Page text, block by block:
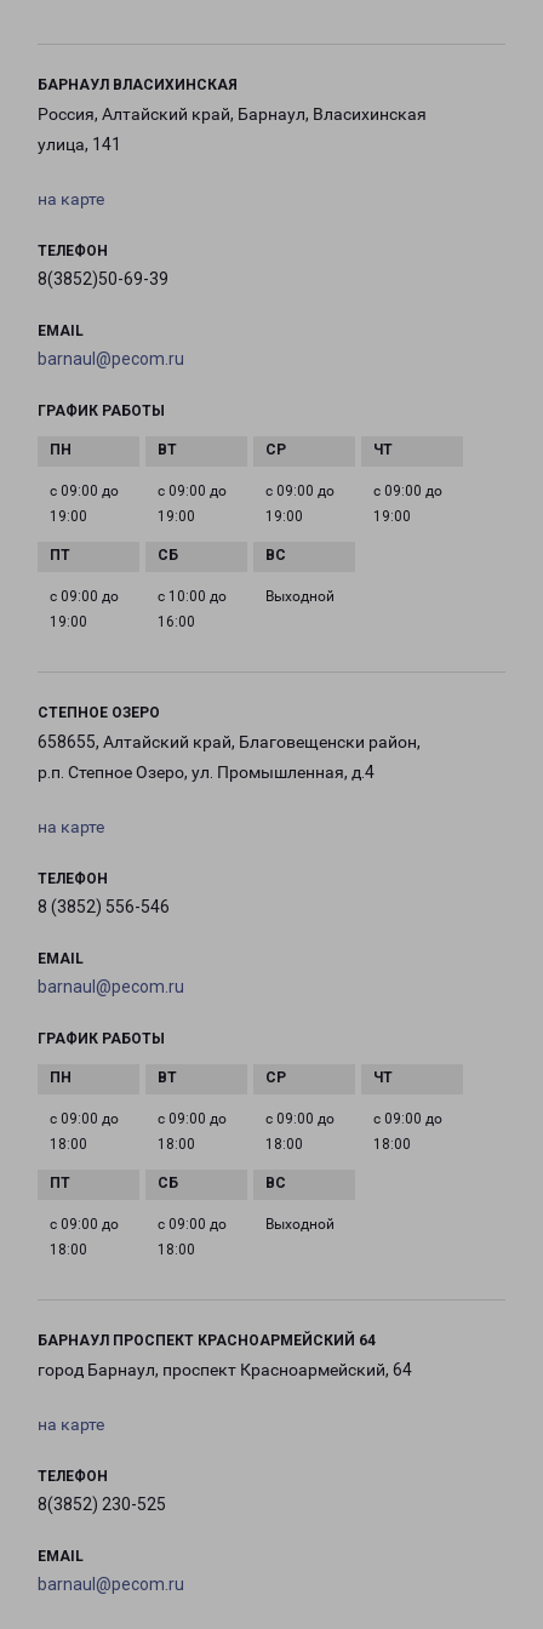
БАРНАУЛ ВЛАСИХИНСКАЯ
Россия, Алтайский край, Барнаул, Власихинская
улица, 141
на карте
ТЕЛЕФОН
8(3852)50-69-39
EMAIL
barnaul@pecom.ru
ГРАФИК РАБОТЫ
с 09:00 до
19:00
с 09:00 до
19:00
с 09:00 до
19:00
с 09:00 до
19:00
с 09:00 до
19:00
с 10:00 до
16:00
Выходной
СТЕПНОЕ ОЗЕРО
658655, Алтайский край, Благовещенски район,
р.п. Степное Озеро, ул. Промышленная, д.4
на карте
ТЕЛЕФОН
8 (3852) 556-546
EMAIL
barnaul@pecom.ru
ГРАФИК РАБОТЫ
с 09:00 до
18:00
с 09:00 до
18:00
с 09:00 до
18:00
с 09:00 до
18:00
с 09:00 до
18:00
с 09:00 до
18:00
Выходной
БАРНАУЛ ПРОСПЕКТ КРАСНОАРМЕЙСКИЙ 64
город Барнаул, проспект Красноармейский, 64
на карте
ТЕЛЕФОН
8(3852) 230-525
EMAIL
barnaul@pecom.ru